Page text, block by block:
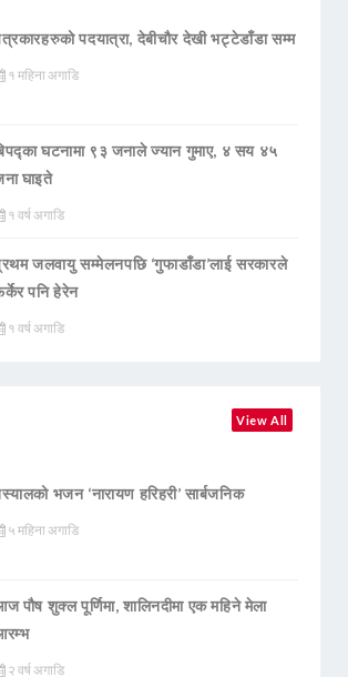
पदयात्रा, देबीचौर देखी भट्टेडाँडा सम्म
१ महिना अगाडि
घटनामा ९३ जनाले ज्यान गुमाए, ४ सय ४५
घाइते
१ वर्ष अगाडि
जलवायु सम्मेलनपछि ‘गुफाडाँडा’लाई सरकारले
पनि हेरेन
१ वर्ष अगाडि
View All
भजन ‘नारायण हरिहरी’ सार्बजनिक
५ महिना अगाडि
पौष शुक्ल पूर्णिमा, शालिनदीमा एक महिने मेला
२ वर्ष अगाडि